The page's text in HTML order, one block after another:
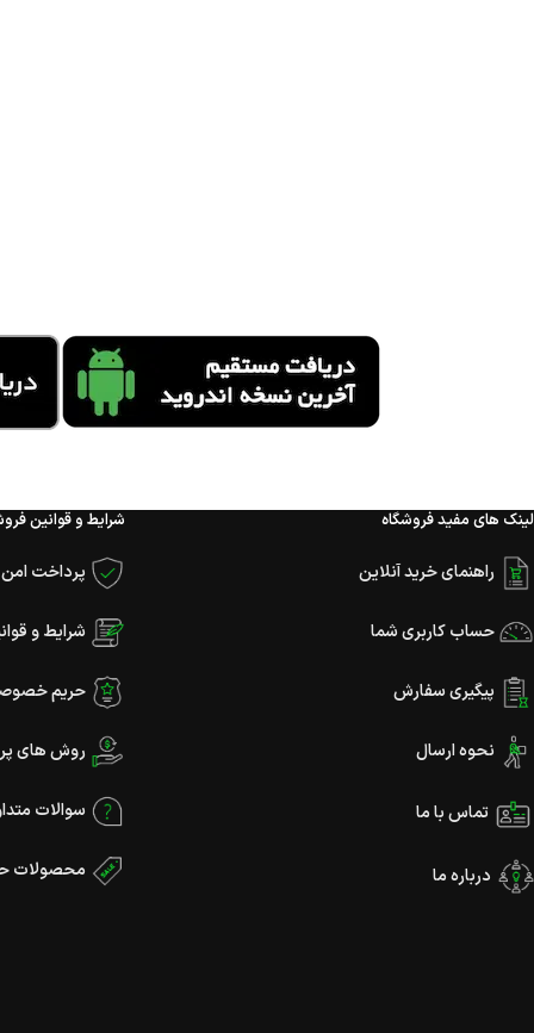
لینک های مفید فروشگاه
راهنمای خرید آنلاین
حساب کاربری شما
پیگیری سفارش
نحوه ارسال
تماس با ما
درباره ما
شرایط و قوانین
پرداخت امن
شرایط و
حریم
روش های
سوالات
محصولات